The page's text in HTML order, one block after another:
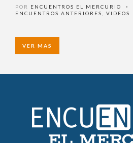
POR ENCUENTROS EL MERCURIO •
ENCUENTROS ANTERIORES
VIDEOS
VER MAS